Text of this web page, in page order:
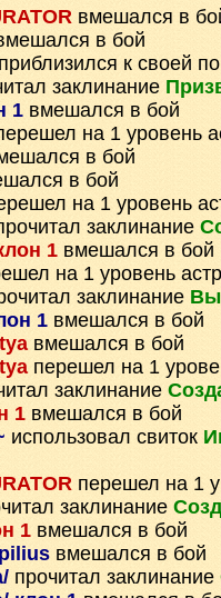
вмешался в
в бой
приблизился к своей
заклинание
1 вмешался в бой
на 1 уровень
в бой
в бой
на 1 уровень
заклинание
1 вмешался в бой
на 1 уровень
заклинание
1 вмешался в бой
вмешался в бой
перешел на 1
заклинание
1 вмешался в бой
использовал свиток
перешел на 1
заклинание
1 вмешался в бой
вмешался в бой
прочитал заклинание